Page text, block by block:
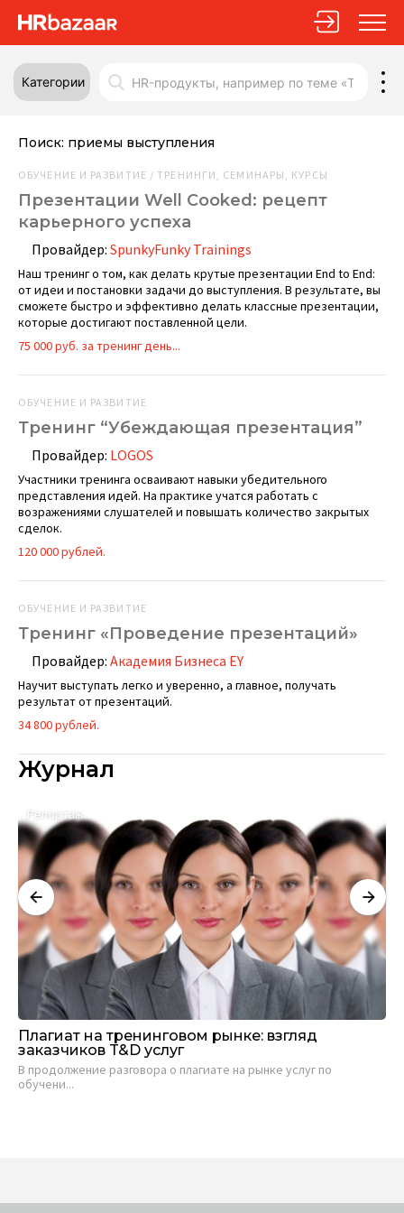
Категории
Поиск: приемы выступления
ОБУЧЕНИЕ И РАЗВИТИЕ / ТРЕНИНГИ, СЕМИНАРЫ, КУРСЫ
Презентации Well Cooked: рецепт
карьерного успеха
Провайдер: SpunkyFunky Trainings
Наш тренинг о том, как делать крутые презентации End to End:
от идеи и постановки задачи до выступления. В результате, вы
сможете быстро и эффективно делать классные презентации,
которые достигают поставленной цели.
75 000 руб. за тренинг день...
ОБУЧЕНИЕ И РАЗВИТИЕ
Тренинг “Убеждающая презентация”
Провайдер: LOGOS
Участники тренинга осваивают навыки убедительного
представления идей. На практике учатся работать с
возражениями слушателей и повышать количество закрытых
сделок.
120 000 рублей.
ОБУЧЕНИЕ И РАЗВИТИЕ
Тренинг «Проведение презентаций»
Провайдер: Академия Бизнеса EY
Научит выступать легко и уверенно, а главное, получать
результат от презентаций.
34 800 рублей.
Журнал
Репортаж
Плагиат на тренинговом рынке: взгляд
заказчиков T&D услуг
В продолжение разговора о плагиате на рынке услуг по
обучени...